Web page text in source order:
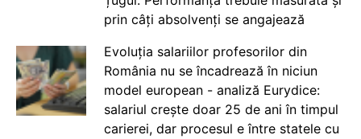
prin câți absolvenți se angajează
Evoluția salariilor profesorilor din
România nu se încadrează în niciun
model european - analiză Eurydice:
salariul crește doar 25 de ani în timpul
carierei, dar procesul e între statele cu